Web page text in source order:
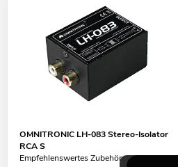
OMNITRONIC LH-083 Stereo-Isolator
RCA S
Empfehlenswertes Zubehör